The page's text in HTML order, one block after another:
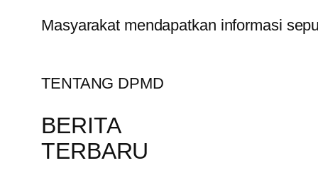
Masyarakat mendapatkan informasi
TENTANG DPMD
BERITA
TERBARU